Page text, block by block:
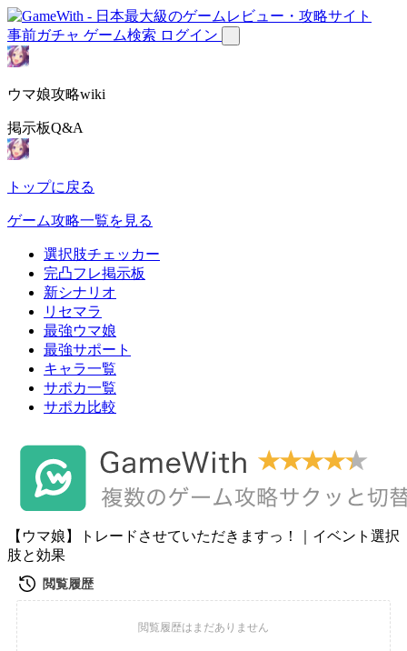
事前ガチャ ゲーム検索 ログイン
ウマ娘攻略wiki
掲示板Q&A
トップに戻る
ゲーム攻略一覧を見る
選択肢チェッカー
完凸フレ掲示板
新シナリオ
リセマラ
最強ウマ娘
最強サポート
キャラ一覧
サポカ一覧
サポカ比較
【ウマ娘】トレードさせていただきますっ！｜イベント選択
肢と効果